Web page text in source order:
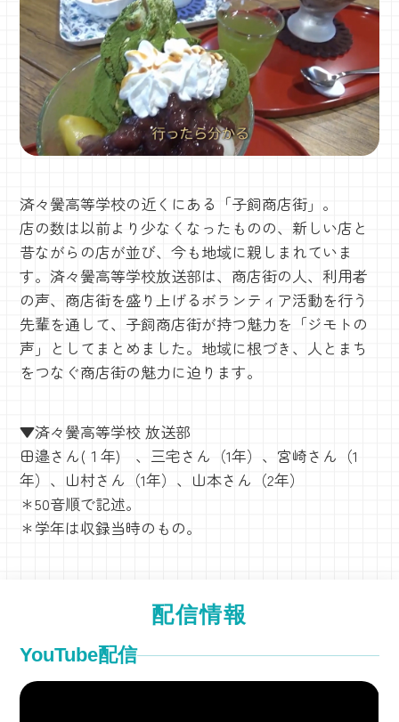
済々黌高等学校の近くにある「子飼商店街」。
店の数は以前より少なくなったものの、新しい店と
昔ながらの店が並び、今も地域に親しまれていま
す。済々黌高等学校放送部は、商店街の人、利用者
の声、商店街を盛り上げるボランティア活動を行う
先輩を通して、子飼商店街が持つ魅力を「ジモトの
声」としてまとめました。地域に根づき、人とまち
をつなぐ商店街の魅力に迫ります。
▼済々黌高等学校 放送部
田邉さん(１年) 、三宅さん（1年）、宮崎さん（1
年）、山村さん（1年）、山本さん（2年）
＊50音順で記述。
＊学年は収録当時のもの。
配信情報
YouTube配信